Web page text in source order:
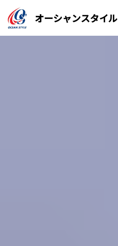
オーシャンスタイル